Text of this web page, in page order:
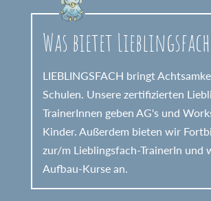
Was bietet
LIEBLINGSFACH bringt
Schulen. Unsere zertifizierten
TrainerInnen geben AG's und
Kinder. Außerdem bieten wir
zur/m Lieblingsfach-TrainerIn und
Aufbau-Kurse an.